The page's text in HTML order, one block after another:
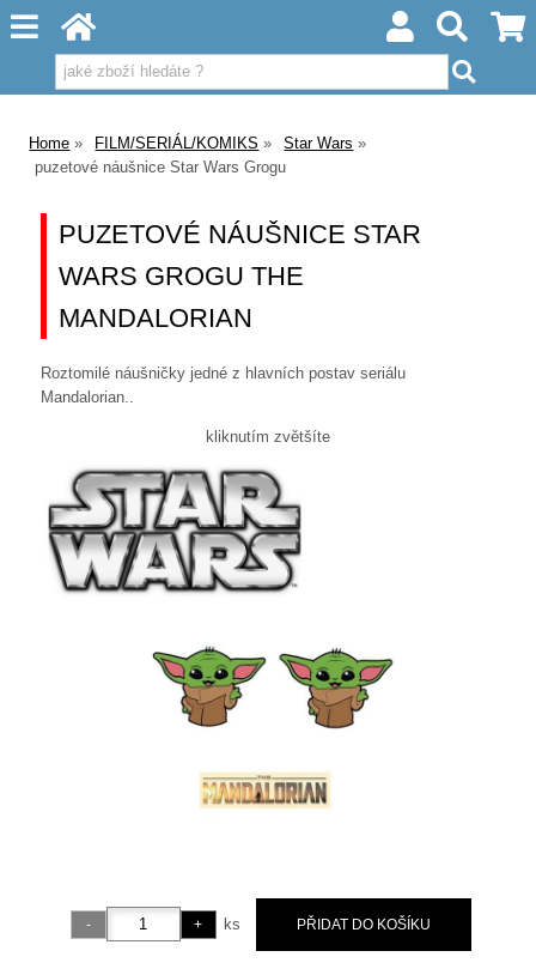
Home FILM/SERIÁL/KOMIKS
Star Wars
puzetové náušnice Star Wars Grogu
PUZETOVÉ NÁUŠNICE STAR
WARS GROGU THE
MANDALORIAN
Roztomilé náušničky jedné z hlavních postav seriálu
Mandalorian..
kliknutím zvětšíte
ks